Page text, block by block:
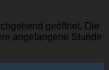
geöffnet. Die
angefangene Stunde